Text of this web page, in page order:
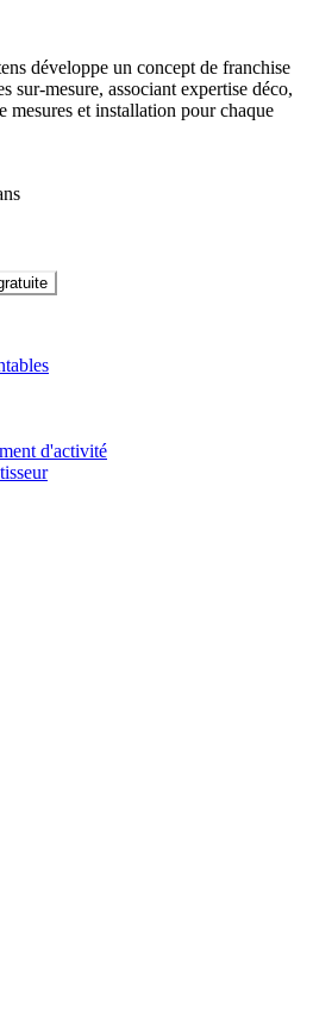
développe un concept de franchise
sur-mesure, associant expertise déco,
mesures et installation pour chaque
d'activité